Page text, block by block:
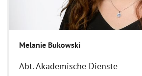
Melanie Bukowski
Abt. Akademische Dienste